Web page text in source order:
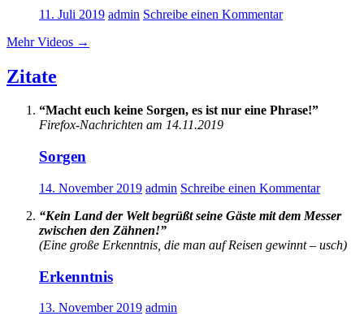
11. Juli 2019 admin Schreibe einen Kommentar
Mehr Videos →
Zitate
“Macht euch keine Sorgen, es ist nur eine Phrase!”
Firefox-Nachrichten am 14.11.2019
Sorgen
14. November 2019 admin Schreibe einen Kommentar
“Kein Land der Welt begrüßt seine Gäste mit dem Messer
zwischen den Zähnen!”
(Eine große Erkenntnis, die man auf Reisen gewinnt – usch)
Erkenntnis
13. November 2019 admin